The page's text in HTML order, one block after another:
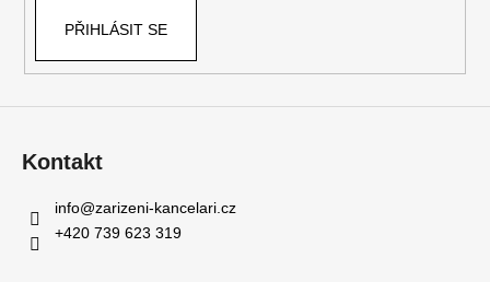
PŘIHLÁSIT SE
Kontakt
info@zarizeni-kancelari.cz
+420 739 623 319